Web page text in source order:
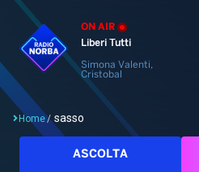
ON AIR
Liberi Tutti
Simona Valenti,
Cristobal
Home/ sasso
ASCOLTA